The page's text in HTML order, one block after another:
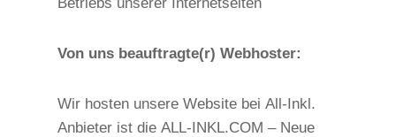
Betriebs unserer Internetseiten
Von uns beauftragte(r) Webhoster:
Wir hosten unsere Website bei All-Inkl.
Anbieter ist die ALL-INKL.COM – Neue